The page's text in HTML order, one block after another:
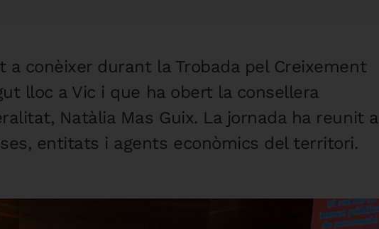
a conèixer durant la Trobada pel Creixement
lloc a Vic i que ha obert la consellera
Natàlia Mas Guix. La jornada ha reunit a
entitats i agents econòmics del territori.